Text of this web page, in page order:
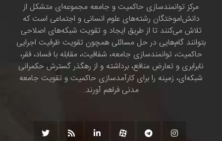
مرکز توانمندسازی حاکمیت و جامعه مجموعه‌ای متشکل از
دانش‌اموختگان رشته‌های علوم انسانی و اجتماعی است که
تلاش می‌کنند تا از طریق ایجاد و تقویت شبکه‌های اصلاحی
بتوانند گام‌هایی در حل مسائلی همچون تقویت ظرفیت اجرایی
حاکمیت، توانمندسازی جامعه، شفافیت، مقابله با فساد، فقر،
نابرابری و تعارض منافع، برداشته و از رهگذر گسترش حکمرانی
شبکه‌ای، زمینه را برای کارآمدسازی حاکمیت و تقویت جامعه
مدنی فراهم آورند.